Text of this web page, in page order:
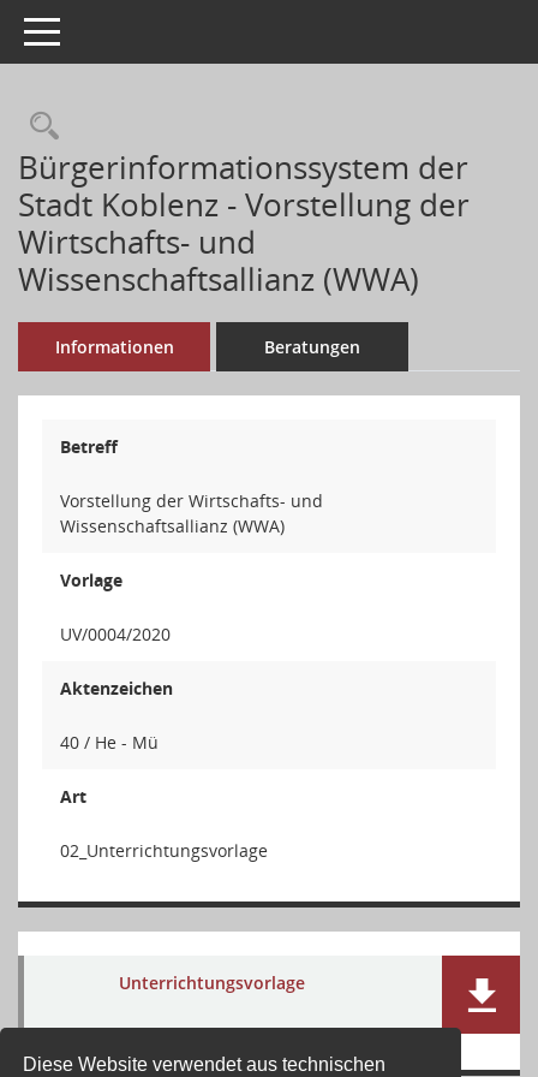
Diese Website verwendet aus technischen
Toggle navigation
Rechercheauswahl
Bürgerinformationssystem der
Stadt Koblenz - Vorstellung der
Wirtschafts- und
Wissenschaftsallianz (WWA)
Informationen Beratungen
Betreff
Vorstellung der Wirtschafts- und
Wissenschaftsallianz (WWA)
Vorlage
UV/0004/2020
Aktenzeichen
40 / He - Mü
Art
02_Unterrichtungsvorlage
Unterrichtungsvorlage